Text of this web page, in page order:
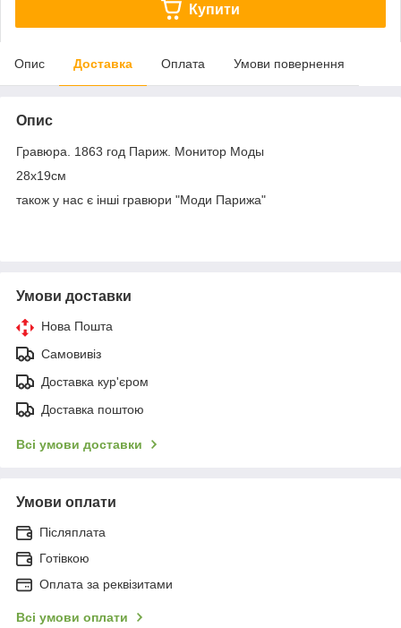
Купити
Опис Доставка Оплата Умови повернення
Опис
Гравюра. 1863 год Париж. Монитор Моды
28х19см
також у нас є інші гравюри "Моди Парижа"
Умови доставки
Нова Пошта
Самовивіз
Доставка кур'єром
Доставка поштою
Всі умови доставки
Умови оплати
Післяплата
Готівкою
Оплата за реквізитами
Всі умови оплати